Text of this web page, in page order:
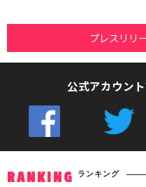
プレスリリ
公式アカウン
RANKING ランキング